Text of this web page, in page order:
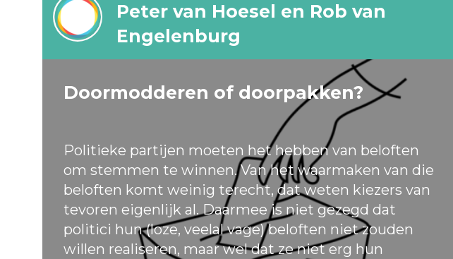
Peter van Hoesel en Rob van
Engelenburg
Doormodderen of doorpakken?
Politieke partijen moeten het hebben van beloften
om stemmen te winnen. Van het waarmaken van die
beloften komt weinig terecht, dat weten kiezers van
tevoren eigenlijk al. Daarmee is niet gezegd dat
politici hun (loze, veelal vage) beloften niet zouden
willen realiseren, maar wel dat ze niet erg hun